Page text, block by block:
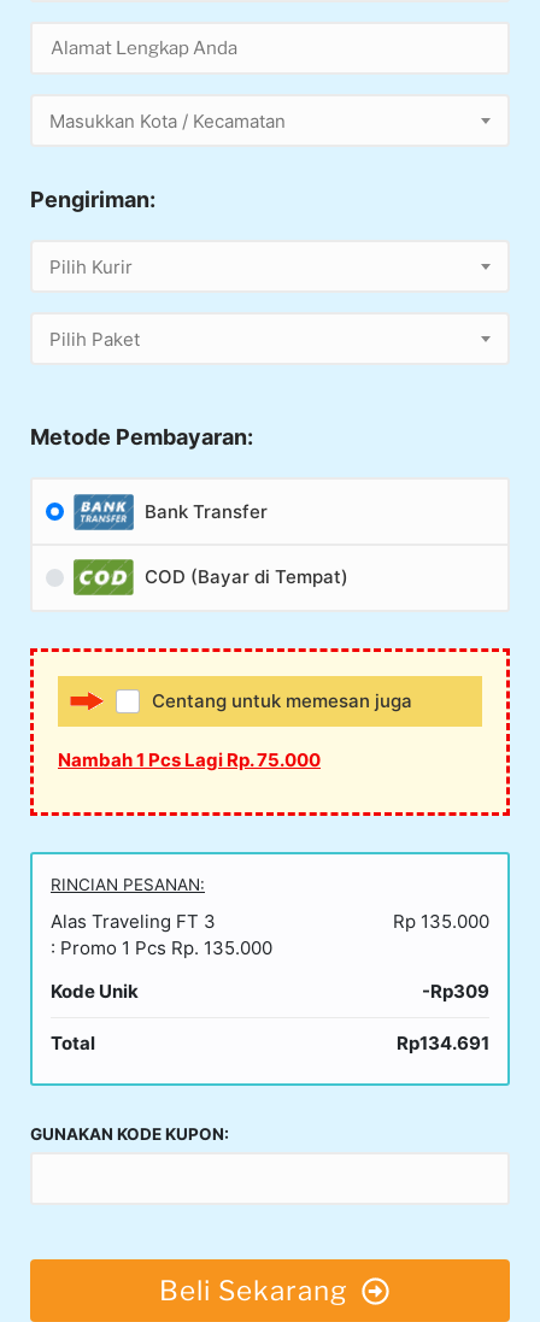
Masukkan Kota / Kecamatan
Pengiriman:
Pilih Kurir
Pilih Paket
Metode Pembayaran:
Bank Transfer
COD (Bayar di Tempat)
Centang untuk memesan juga
Nambah 1 Pcs Lagi Rp. 75.000
RINCIAN PESANAN:
Alas Traveling FT 3
: Promo 1 Pcs Rp. 135.000
Rp 135.000
Kode Unik -Rp309
Total Rp134.691
GUNAKAN KODE KUPON:
Beli Sekarang